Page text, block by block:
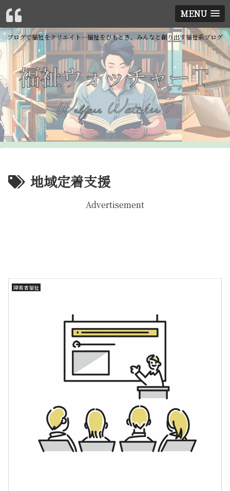
MENU
ブログで福祉をクリエイト―福祉をひもとき、みんなと創り出す福祉系ブログ
地域定着支援
Advertisement
障害者福祉